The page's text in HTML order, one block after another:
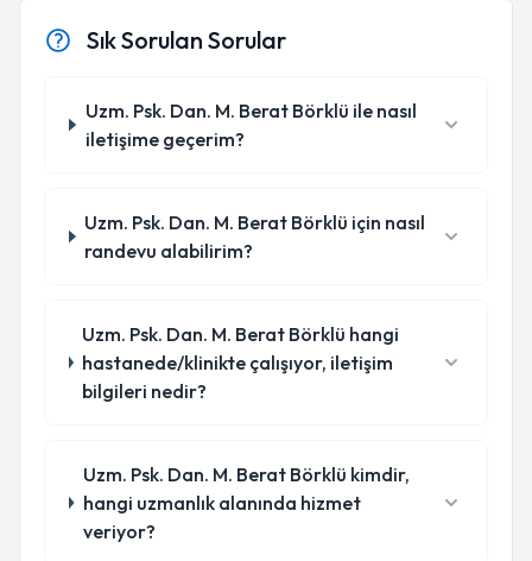
Sık Sorulan Sorular
Uzm. Psk. Dan. M. Berat Börklü ile nasıl
iletişime geçerim?
Uzm. Psk. Dan. M. Berat Börklü için nasıl
randevu alabilirim?
Uzm. Psk. Dan. M. Berat Börklü hangi
hastanede/klinikte çalışıyor, iletişim
bilgileri nedir?
Uzm. Psk. Dan. M. Berat Börklü kimdir,
hangi uzmanlık alanında hizmet
veriyor?